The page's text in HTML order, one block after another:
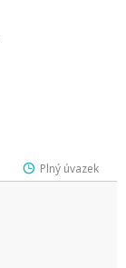
Plný úvazek